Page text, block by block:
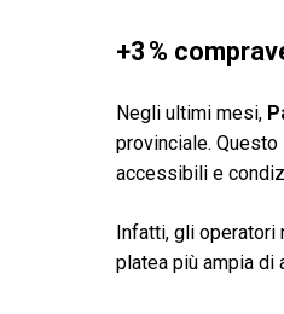
+3 %
Negli ultimi mesi,
provinciale. Questo
accessibili e
Infatti, gli operatori
platea più ampia di